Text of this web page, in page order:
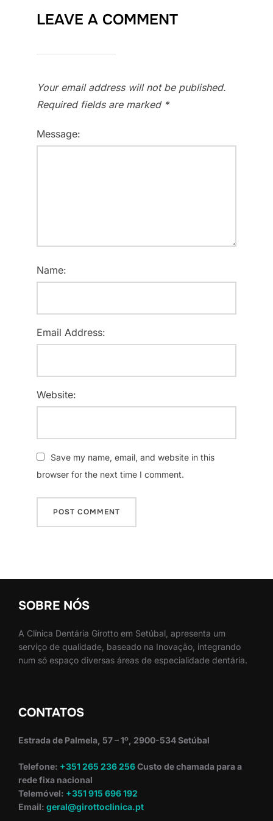
LEAVE A COMMENT
Your email address will not be published.
Required fields are marked *
Message:
Name:
Email Address:
Website:
Save my name, email, and website in this
browser for the next time I comment.
SOBRE NÓS
A Clínica Dentária Girotto em Setúbal, apresenta um
serviço de qualidade, baseado na Inovação, integrando
num só espaço diversas áreas de especialidade dentária.
CONTATOS
Estrada de Palmela, 57 – 1º, 2900-534 Setúbal
Telefone: +351 265 236 256Custo de chamada para a
rede fixa nacional
Telemóvel: +351 915 696 192
Email: geral@girottoclinica.pt